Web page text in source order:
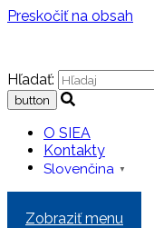
Preskočiť na obsah
Hľadať:
O SIEA
Kontakty
Slovenčina ▼
Zobraziť menu